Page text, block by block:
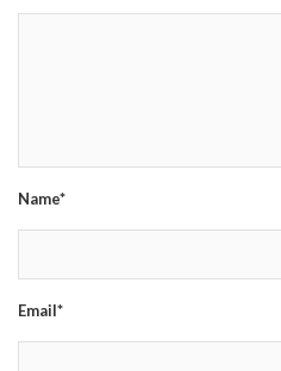
Name*
Email*